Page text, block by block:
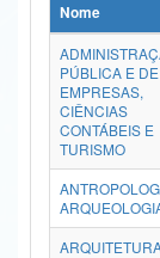
Ministério da Ciência,
Ministério do Meio
Ministério do Turismo
Ministério do
Controladoria-Geral da
Nome
PÚBLICA E DE
EMPRESAS,
CIÊNCIAS
CONTÁBEIS E
TURISMO